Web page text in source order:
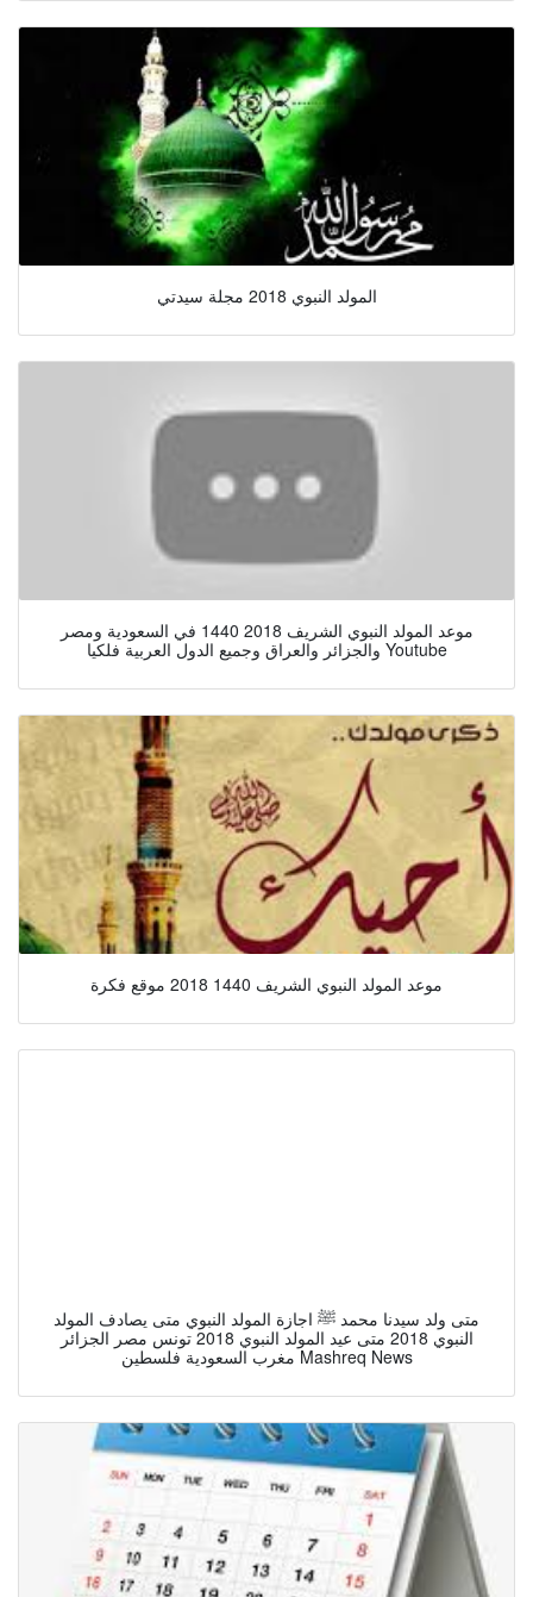
المولد النبوي 2018 مجلة سيدتي
موعد المولد النبوي الشريف 2018 1440 في السعودية ومصر
والجزائر والعراق وجميع الدول العربية فلكيا Youtube
موعد المولد النبوي الشريف 1440 2018 موقع فكرة
متى ولد سيدنا محمد ﷺ اجازة المولد النبوي متى يصادف المولد
النبوي 2018 متى عيد المولد النبوي 2018 تونس مصر الجزائر
مغرب السعودية فلسطين Mashreq News